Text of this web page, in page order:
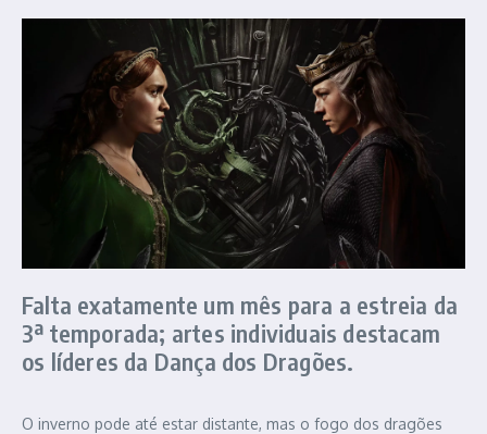
Falta exatamente um mês para a estreia da
3ª temporada; artes individuais destacam
os líderes da Dança dos Dragões.
O inverno pode até estar distante, mas o fogo dos dragões